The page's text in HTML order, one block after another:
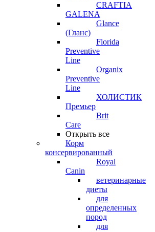
CRAFTIA
GALENA
Glance
(Гланс)
Florida
Preventive
Line
Organix
Preventive
Line
ХОЛИСТИК
Премьер
Brit
Care
Открыть все
Корм
консервированный
Royal
Canin
ветеринарные
диеты
для
определенных
пород
для